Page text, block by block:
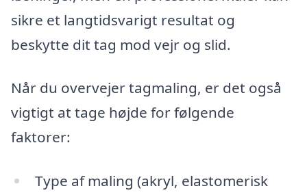
sikre et langtidsvarigt resultat og
beskytte dit tag mod vejr og slid.
Når du overvejer tagmaling, er det også
vigtigt at tage højde for følgende
faktorer:
Type af maling (akryl, elastomerisk